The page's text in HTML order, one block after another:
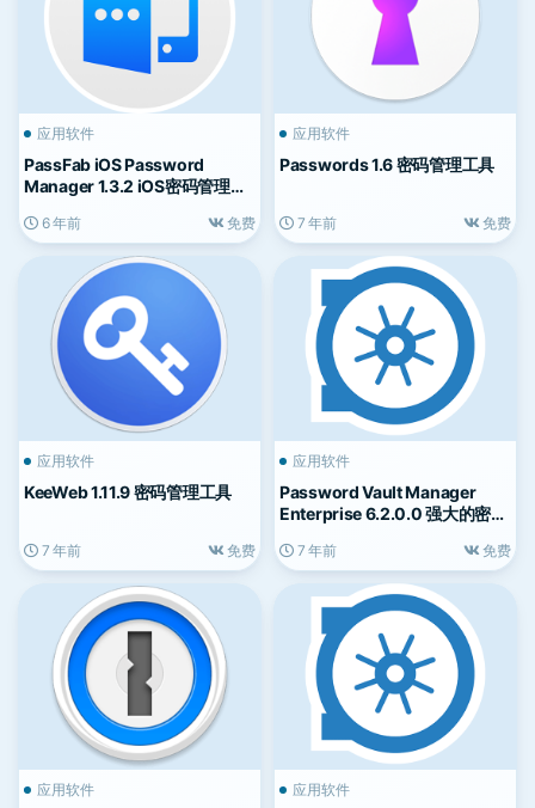
应用软件
PassFab iOS Password
Manager 1.3.2 iOS密码管理工
6 年前 免费
应用软件
Passwords 1.6 密码管理工具
7 年前 免费
应用软件
KeeWeb 1.11.9 密码管理工具
7 年前 免费
应用软件
Password Vault Manager
Enterprise 6.2.0.0 强大的密码
7 年前 免费
应用软件 应用软件